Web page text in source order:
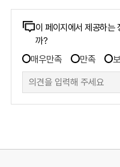
콘
츠
만
족
도
이 페이지에서 제공하는
까?
만
족
도
조
사
매우만족 만족